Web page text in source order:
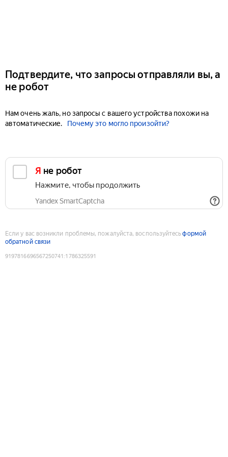
Подтвердите, что запросы отправляли вы, а
не робот
Нам очень жаль, но запросы с вашего устройства похожи на
автоматические.
Почему это могло произойти?
Я не робот
Нажмите, чтобы продолжить
Yandex SmartCaptcha
Если у вас возникли проблемы, пожалуйста, воспользуйтесьформой
обратной связи
9197816696567250741 :1786325591